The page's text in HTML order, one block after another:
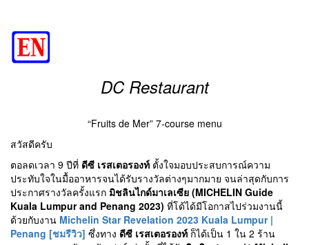
DC Restaurant
“Fruits de Mer” 7-course menu
สวัสดีครับ
ตอลดเวลา 9 ปีที่ ดีซี เรสเตอรองท์ ตั้งใจมอบประสบการณ์ความ
ประทับใจในมื้ออาหารจนได้รับรางวัลต่างๆมากมาย จนล่าสุดกับการ
ประกาศรางวัลครั้งแรก มิชลินไกด์มาเลเซีย (MICHELIN Guide
Kuala Lumpur and Penang 2023) ที่โด้ได้มีโอกาสไปร่วมงานนี้
ด้วยกับงาน Michelin Star Revelation 2023 Kuala Lumpur |
Penang [ชมรีวิว] ซึ่งทาง ดีซี เรสเตอรองท์ ก็ได้เป็น 1 ใน 2 ร้าน